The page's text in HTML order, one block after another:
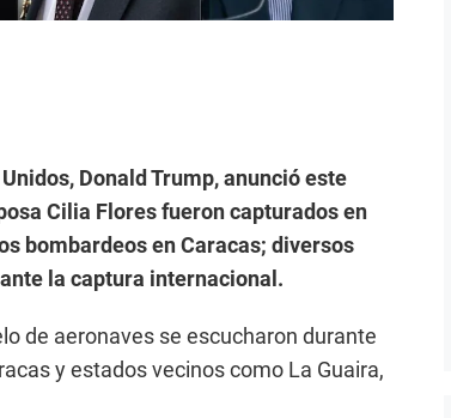
Donald Trump, anunció este
Cilia Flores fueron capturados en
bombardeos en Caracas; diversos
la captura internacional.
de aeronaves se escucharon durante
y estados vecinos como La Guaira,